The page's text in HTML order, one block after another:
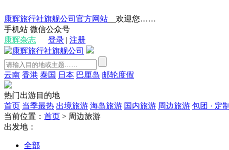
康辉旅行社旗舰公司官方网站 __欢迎您……
手机站 微信公众号
康辉杂志
登录 | 注册
云南 香港 泰国 日本 巴厘岛 邮轮度假
热门出游目的地
首页 当季最热 出境旅游 海岛旅游 国内旅游 周边旅游 包团 · 定制
当前位置： 首页 > 周边旅游
出发地：
全部